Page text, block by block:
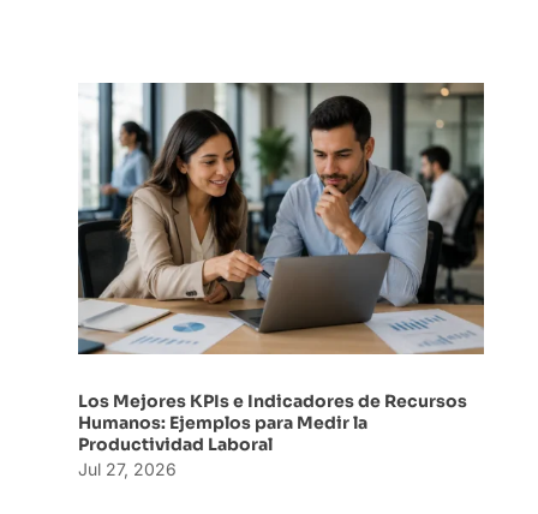
Los Mejores KPIs e Indicadores de Recursos
Humanos: Ejemplos para Medir la
Productividad Laboral
Jul 27, 2026